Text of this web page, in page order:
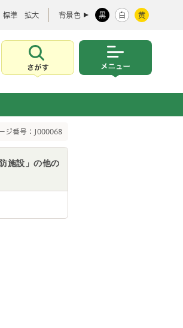
標準 拡大 背景色 黒 白 黄
さがす
ジ番号：J000068
施設」の他の